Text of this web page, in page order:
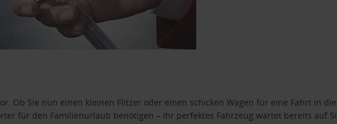
Ob Sie nun einen kleinen Flitzer oder einen schicken Wagen für eine Fahrt in
für den Familienurlaub benötigen – Ihr perfektes Fahrzeug wartet bereits auf